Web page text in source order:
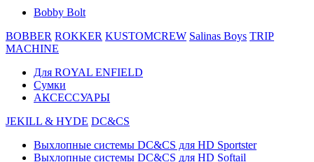
Bobby Bolt
BOBBER ROKKER KUSTOMCREW Salinas Boys TRIP
MACHINE
Для ROYAL ENFIELD
Сумки
АКСЕССУАРЫ
JEKILL & HYDE DC&CS
Выхлопные системы DC&CS для HD Sportster
Выхлопные системы DC&CS для HD Softail